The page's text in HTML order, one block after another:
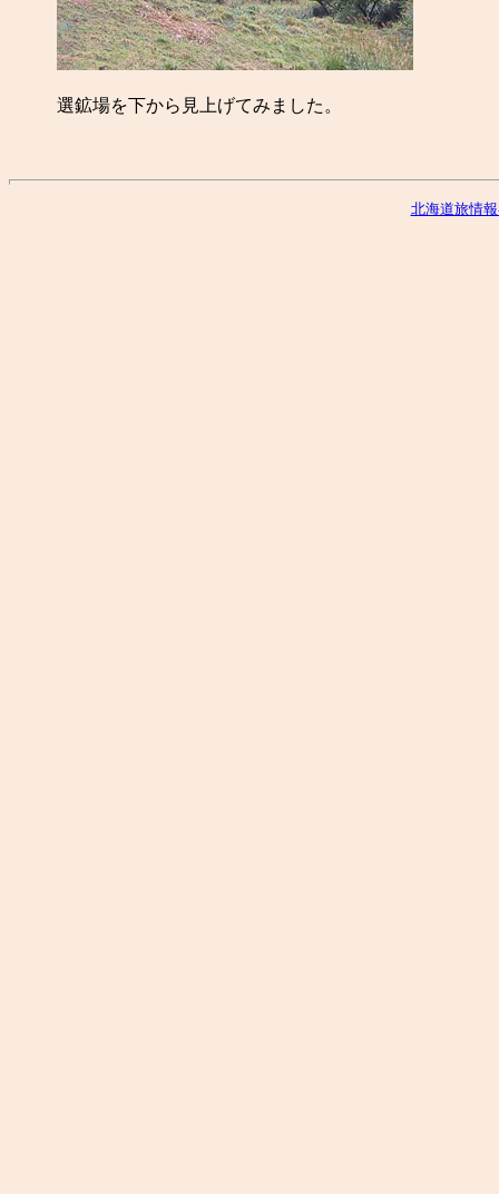
選鉱場を下から見上げてみました。
北海道旅情